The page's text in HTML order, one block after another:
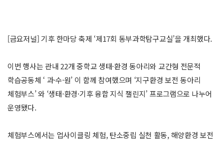
[금요저널] 기후 한마당 축제 ‘제17회 동부과학탐구교실’을 개최했다.
이번 행사는 관내 22개 중학교 생태·환경 동아리와 교간형 전문적
학습공동체 ‘ 과·수·원’ 이 함께 참여했으며 ‘지구환경 보전 동아리
체험부스’ 와 ‘생태·환경·기후 융합 지식 챌린지’ 프로그램으로 나누어
운영됐다.
체험부스에서는 업사이클링 체험, 탄소중립 실천 활동, 해양환경 보전